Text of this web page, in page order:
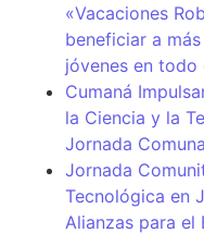
«Vacaciones
beneficiar a
jóvenes en todo
Cumaná
la Ciencia y la
Jornada
Jornada
Tecnológica en
Alianzas para el